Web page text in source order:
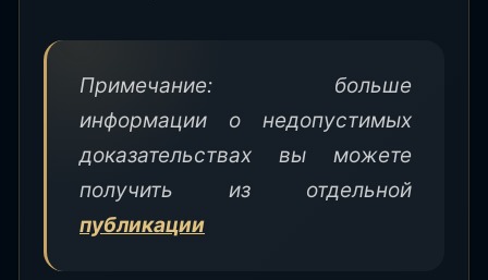
Примечание: больше
информации о недопустимых
доказательствах вы можете
получить из отдельной
публикации